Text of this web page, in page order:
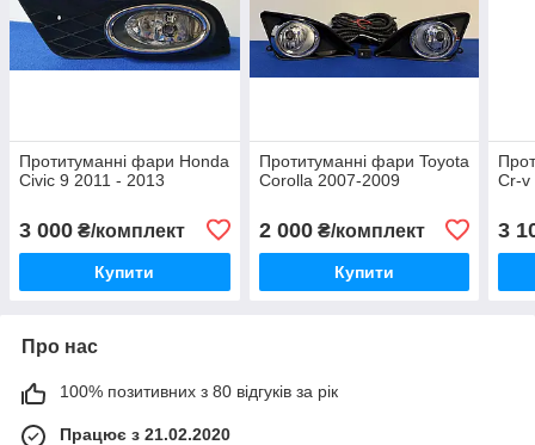
Протитуманні фари Honda
Civic 9 2011 - 2013
3 000 ₴/комплект
Купити
Протитуманні фари Toyota
Corolla 2007-2009
2 000₴/комплект
Купити
Cr-v
3
Про нас
100% позитивних з 80 відгуків за рік
Працює з 21.02.2020